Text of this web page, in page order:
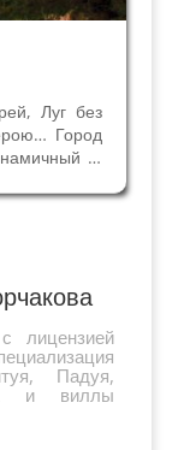
Луг без
Город
и
город
лицензией
Падуя,
и виллы